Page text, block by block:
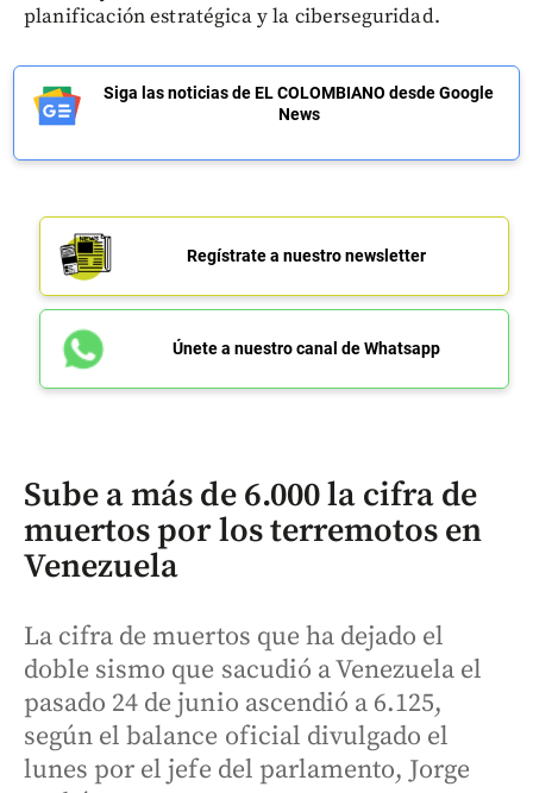
planificación estratégica y la ciberseguridad.
Siga las noticias de EL COLOMBIANO desde Google
News
Regístrate a nuestro newsletter
Únete a nuestro canal de Whatsapp
Sube a más de 6.000 la cifra de
muertos por los terremotos en
Venezuela
La cifra de muertos que ha dejado el
doble sismo que sacudió a Venezuela el
pasado 24 de junio ascendió a 6.125,
según el balance oficial divulgado el
lunes por el jefe del parlamento, Jorge